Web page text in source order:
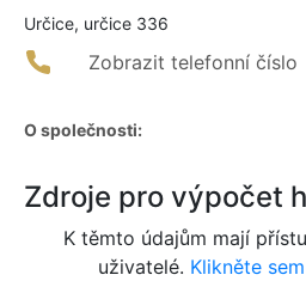
Určice, určice 336
Zobrazit telefonní číslo
O společnosti:
Zdroje pro výpočet
K těmto údajům mají
uživatelé. Klikněte